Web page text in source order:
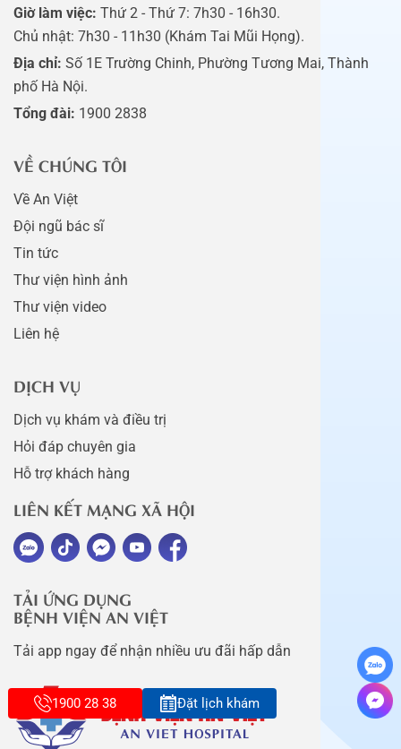
Giờ làm việc: Thứ 2 - Thứ 7: 7h30 - 16h30.
Chủ nhật: 7h30 - 11h30 (Khám Tai Mũi Họng).
Địa chỉ: Số 1E Trường Chinh, Phường Tương Mai, Thành
phố Hà Nội.
Tổng đài: 1900 2838
VỀ CHÚNG TÔI
Về An Việt
Đội ngũ bác sĩ
Tin tức
Thư viện hình ảnh
Thư viện video
Liên hệ
DỊCH VỤ
Dịch vụ khám và điều trị
Hỏi đáp chuyên gia
Hỗ trợ khách hàng
LIÊN KẾT MẠNG XÃ HỘI
TẢI ỨNG DỤNG
BỆNH VIỆN AN VIỆT
Tải app ngay để nhận nhiều ưu đãi hấp dẫn
1900 28 38 Đặt lịch khám